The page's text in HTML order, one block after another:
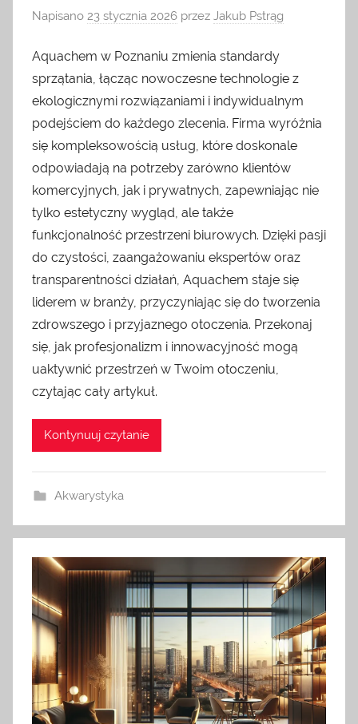
Napisano 23 stycznia 2026 przez Jakub Pstrąg
Aquachem w Poznaniu zmienia standardy
sprzątania, łącząc nowoczesne technologie z
ekologicznymi rozwiązaniami i indywidualnym
podejściem do każdego zlecenia. Firma wyróżnia
się kompleksowością usług, które doskonale
odpowiadają na potrzeby zarówno klientów
komercyjnych, jak i prywatnych, zapewniając nie
tylko estetyczny wygląd, ale także
funkcjonalność przestrzeni biurowych. Dzięki pasji
do czystości, zaangażowaniu ekspertów oraz
transparentności działań, Aquachem staje się
liderem w branży, przyczyniając się do tworzenia
zdrowszego i przyjaznego otoczenia. Przekonaj
się, jak profesjonalizm i innowacyjność mogą
uaktywnić przestrzeń w Twoim otoczeniu,
czytając cały artykuł.
Kontynuuj czytanie
Akwarystyka